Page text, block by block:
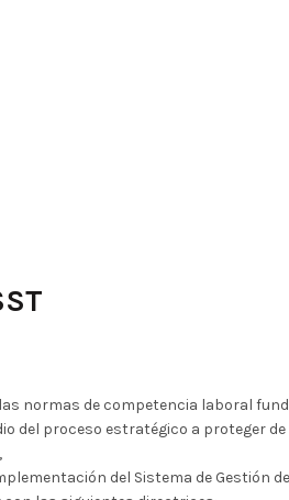
normas de competencia laboral
del proceso estratégico a proteger
del Sistema de Gestión